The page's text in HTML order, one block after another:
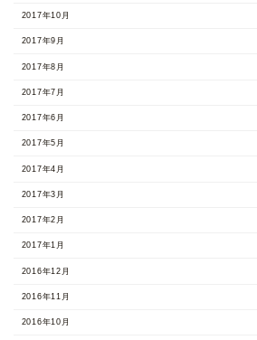
2017年10月
2017年9月
2017年8月
2017年7月
2017年6月
2017年5月
2017年4月
2017年3月
2017年2月
2017年1月
2016年12月
2016年11月
2016年10月